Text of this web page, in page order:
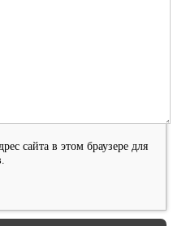
сайта в этом браузере для